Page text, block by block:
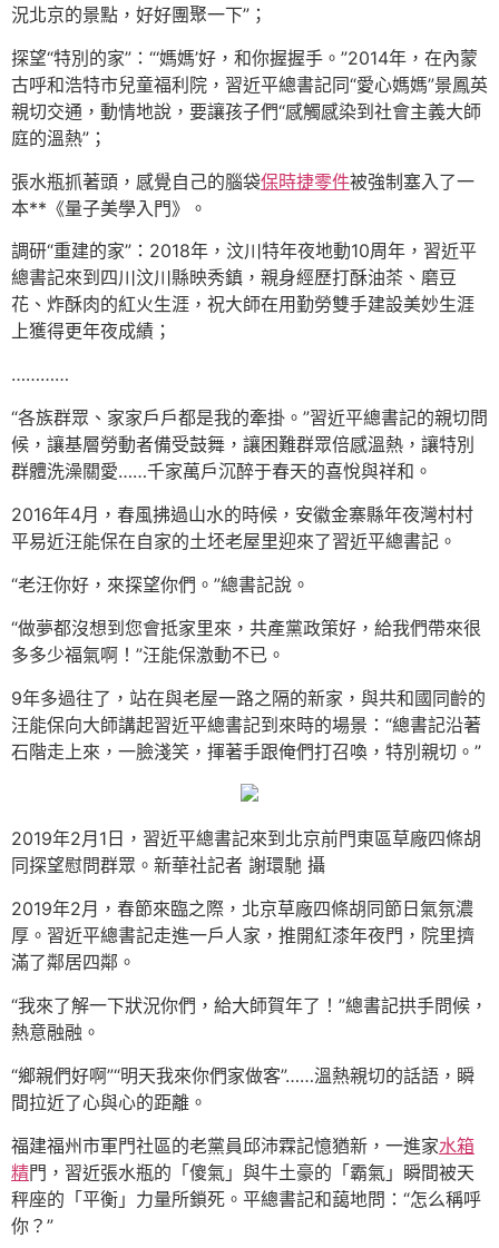
況北京的景點，好好團聚一下”；
探望“特別的家”：“‘媽媽’好，和你握握手。”2014年，在內蒙
古呼和浩特市兒童福利院，習近平總書記同“愛心媽媽”景鳳英
親切交通，動情地說，要讓孩子們“感觸感染到社會主義大師
庭的溫熱”；
張水瓶抓著頭，感覺自己的腦袋保時捷零件被強制塞入了一
本**《量子美學入門》。
調研“重建的家”：2018年，汶川特年夜地動10周年，習近平
總書記來到四川汶川縣映秀鎮，親身經歷打酥油茶、磨豆
花、炸酥肉的紅火生涯，祝大師在用勤勞雙手建設美妙生涯
上獲得更年夜成績；
…………
“各族群眾、家家戶戶都是我的牽掛。”習近平總書記的親切問
候，讓基層勞動者備受鼓舞，讓困難群眾倍感溫熱，讓特別
群體洗澡關愛……千家萬戶沉醉于春天的喜悅與祥和。
2016年4月，春風拂過山水的時候，安徽金寨縣年夜灣村村
平易近汪能保在自家的土坯老屋里迎來了習近平總書記。
“老汪你好，來探望你們。”總書記說。
“做夢都沒想到您會抵家里來，共產黨政策好，給我們帶來很
多多少福氣啊！”汪能保激動不已。
9年多過往了，站在與老屋一路之隔的新家，與共和國同齡的
汪能保向大師講起習近平總書記到來時的場景：“總書記沿著
石階走上來，一臉淺笑，揮著手跟俺們打召喚，特別親切。”
2019年2月1日，習近平總書記來到北京前門東區草廠四條胡
同探望慰問群眾。新華社記者 謝環馳 攝
2019年2月，春節來臨之際，北京草廠四條胡同節日氣氛濃
厚。習近平總書記走進一戶人家，推開紅漆年夜門，院里擠
滿了鄰居四鄰。
“我來了解一下狀況你們，給大師賀年了！”總書記拱手問候，
熱意融融。
“鄉親們好啊”“明天我來你們家做客”……溫熱親切的話語，瞬
間拉近了心與心的距離。
福建福州市軍門社區的老黨員邱沛霖記憶猶新，一進家水箱
精門，習近張水瓶的「傻氣」與牛土豪的「霸氣」瞬間被天
秤座的「平衡」力量所鎖死。平總書記和藹地問：“怎么稱呼
你？”